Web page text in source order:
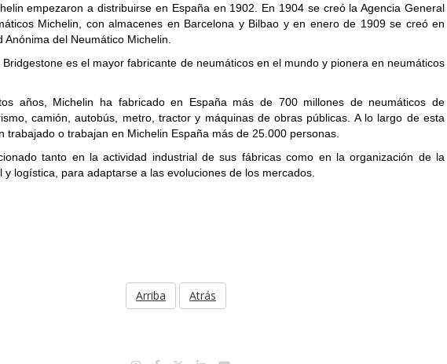
empezaron a distribuirse en España en 1902. En 1904 se creó la Agencia General
Michelin, con almacenes en Barcelona y Bilbao y en enero de 1909 se creó en
Anónima del Neumático Michelin.
Bridgestone es el mayor fabricante de neumáticos en el mundo y pionera en neumáticos
años, Michelin ha fabricado en España más de 700 millones de neumáticos de
camión, autobús, metro, tractor y máquinas de obras públicas. A lo largo de esta
trabajado o trabajan en Michelin España más de 25.000 personas.
tanto en la actividad industrial de sus fábricas como en la organización de la
y logística, para adaptarse a las evoluciones de los mercados.
Arriba Atrás